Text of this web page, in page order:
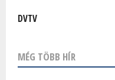
DVTV
MÉG TÖBB HÍR